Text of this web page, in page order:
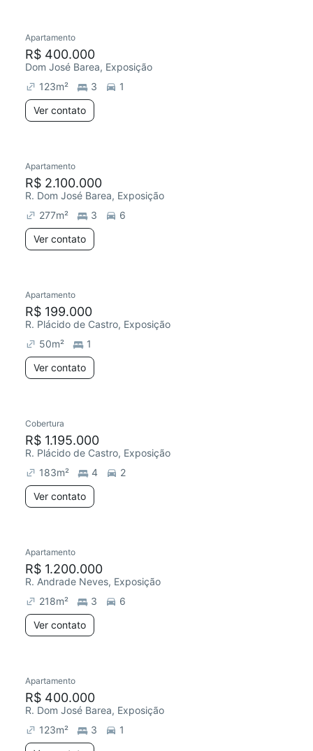
Chegou este mês
Apartamento
R$ 400.000
Dom José Barea, Exposição
123m² 3
1
Ver contato
Redecorar
Apartamento
R$ 2.100.000
R. Dom José Barea, Exposição
277m² 3
6
Ver contato
Apartamento
R$ 199.000
R. Plácido de Castro, Exposição
50m²
1
Ver contato
Cobertura
R$ 1.195.000
R. Plácido de Castro, Exposição
183m² 4
2
Ver contato
Apartamento
R$ 1.200.000
R. Andrade Neves, Exposição
218m² 3
6
Ver contato
Apartamento
R$ 400.000
R. Dom José Barea, Exposição
123m² 3
1